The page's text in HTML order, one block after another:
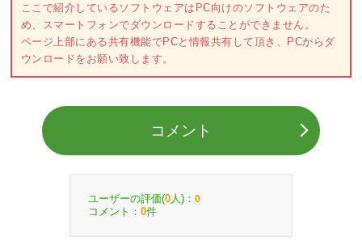
ここで紹介しているソフトウェアはPC向けのソフトウェアのた
め、スマートフォンでダウンロードすることができません。
ページ上部にある共有機能でPCと情報共有して頂き、PCからダ
ウンロードをお願い致します。
コメント
ユーザーの評価(0 人)： 0
コメント： 0件